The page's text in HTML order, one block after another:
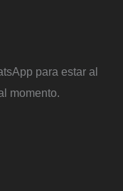
para estar al
momento.